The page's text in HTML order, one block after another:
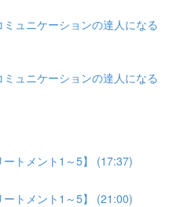
ュニケーションの達人になる
ュニケーションの達人になる
トメント1～5】 (17:37)
トメント1～5】 (21:00)